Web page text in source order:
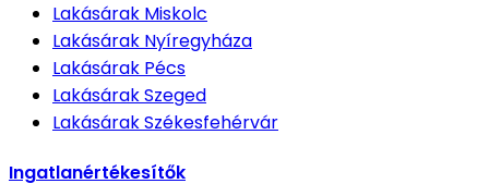
Lakásárak Miskolc
Lakásárak Nyíregyháza
Lakásárak Pécs
LakásárakSzeged
LakásárakSzékesfehérvár
Ingatlanértékesítők